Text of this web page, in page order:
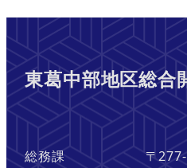
東葛中部地区総合
総務課 〒277-